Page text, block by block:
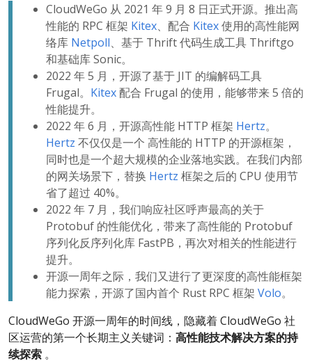
CloudWeGo 从 2021 年 9 月 8 日正式开源。推出高
性能的 RPC 框架 Kitex、配合 Kitex使用的高性能网
络库 Netpoll、基于 Thrift 代码生成工具 Thriftgo
和基础库 Sonic。
2022 年 5 月，开源了基于 JIT 的编解码工具
Frugal。 Kitex 配合 Frugal 的使用，能够带来 5 倍的
性能提升。
2022 年 6 月，开源高性能 HTTP 框架 Hertz。
Hertz 不仅仅是一个 高性能的 HTTP 的开源框架，
同时也是一个超大规模的企业落地实践。在我们内部
的网关场景下，替换 Hertz 框架之后的 CPU 使用节
省了超过 40%。
2022 年 7 月，我们响应社区呼声最高的关于
Protobuf 的性能优化，带来了高性能的 Protobuf
序列化反序列化库 FastPB，再次对相关的性能进行
提升。
开源一周年之际，我们又进行了更深度的高性能框架
能力探索，开源了国内首个 Rust RPC 框架 Volo。
CloudWeGo 开源一周年的时间线，隐藏着 CloudWeGo 社
区运营的第一个长期主义关键词： 高性能技术解决方案的持
续探索 。